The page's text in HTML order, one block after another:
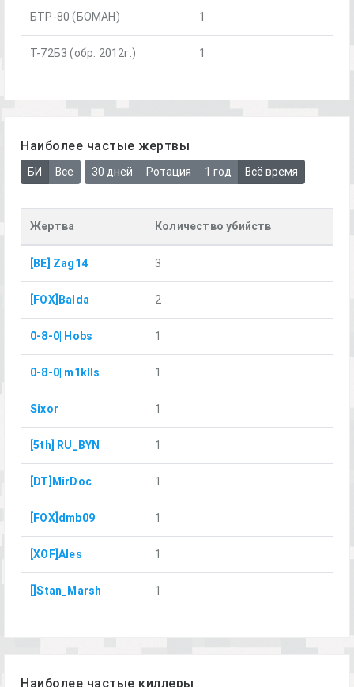
БТР-80 (БОМАН) 1
Т-72Б3 (обр. 2012г.) 1
Наиболее частые жертвы
БИ Все 30 дней Ротация 1 год Всё время
Жертва Количество убийств
[BE] Zag14 3
[FOX]Balda 2
0-8-0| Hobs 1
0-8-0| m1klls 1
Sixor 1
[5th] RU_BYN 1
[DT]MirDoc 1
[FOX]dmb09 1
[XOF]Ales 1
[]Stan_Marsh 1
Наиболее частые киллеры